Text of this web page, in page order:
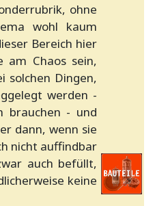
ohne
wohl kaum
Bereich hier
am Chaos sein,
solchen Dingen,
werden -
brauchen - und
dann, wenn sie
nicht auffindbar
auch befüllt,
keine